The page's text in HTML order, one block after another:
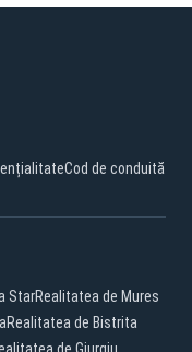
Cod de conduită
StarRealitatea de Mures
Realitatea de Bistrita
de Giurgiu